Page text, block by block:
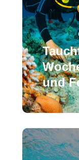
und